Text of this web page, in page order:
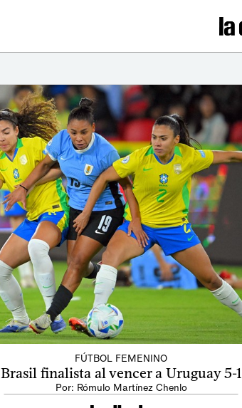
FÚTBOL FEMENINO
Brasil finalista al vencer a Uruguay 5-1
Por: Rómulo Martínez Chenlo